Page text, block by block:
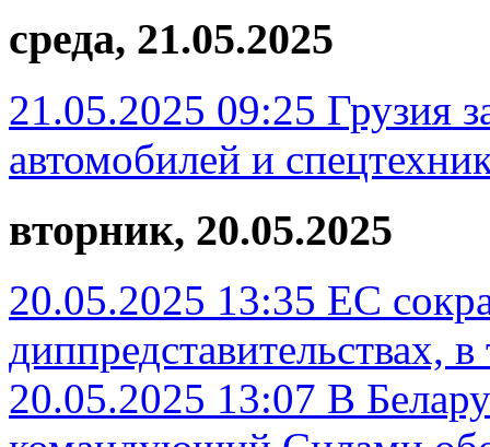
среда, 21.05.2025
21.05.2025 09:25 Грузия
автомобилей и
вторник, 20.05.2025
20.05.2025 13:35 ЕС
диппредставительствах,
20.05.2025 13:07 В